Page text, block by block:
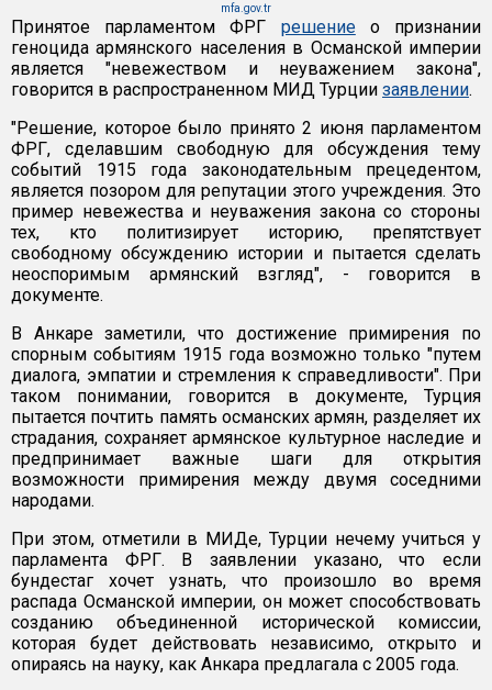
mfa.gov.tr
Принятое парламентом ФРГ решениео признании
геноцида армянского населения в Османской империи
является "невежеством и неуважением закона",
говорится в распространенном МИД Турции заявлении.
"Решение, которое было принято 2 июня парламентом
ФРГ, сделавшим свободную для обсуждения тему
событий 1915 года законодательным прецедентом,
является позором для репутации этого учреждения. Это
пример невежества и неуважения закона со стороны
тех, кто политизирует историю, препятствует
свободному обсуждению истории и пытается сделать
неоспоримым армянский взгляд", - говорится в
документе.
В Анкаре заметили, что достижение примирения по
спорным событиям 1915 года возможно только "путем
диалога, эмпатии и стремления к справедливости". При
таком понимании, говорится в документе, Турция
пытается почтить память османских армян, разделяет их
страдания, сохраняет армянское культурное наследие и
предпринимает важные шаги для открытия
возможности примирения между двумя соседними
народами.
При этом, отметили в МИДе, Турции нечему учиться у
парламента ФРГ. В заявлении указано, что если
бундестаг хочет узнать, что произошло во время
распада Османской империи, он может способствовать
созданию объединенной исторической комиссии,
которая будет действовать независимо, открыто и
опираясь на науку, как Анкара предлагала с 2005 года.